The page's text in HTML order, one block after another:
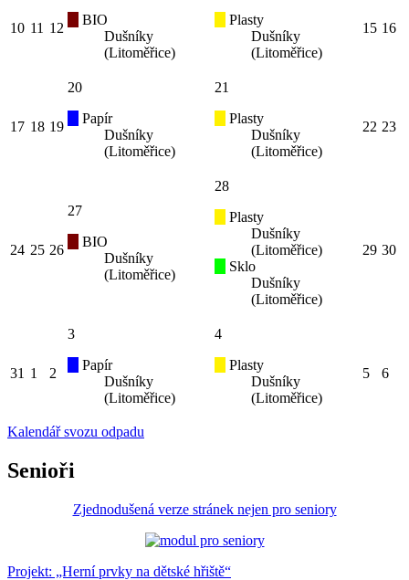
10 11 12
BIO
Dušníky
(Litoměřice)
Plasty
Dušníky
(Litoměřice)
15 16
17 18 19
20
Papír
Dušníky
(Litoměřice)
21
Plasty
Dušníky
(Litoměřice)
22 23
24 25 26
27
BIO
Dušníky
(Litoměřice)
28
Plasty
Dušníky
(Litoměřice)
Sklo
Dušníky
(Litoměřice)
29 30
31 1 2
3
Papír
Dušníky
(Litoměřice)
4
Plasty
Dušníky
(Litoměřice)
5 6
Kalendář svozu odpadu
Senioři
Zjednodušená verze stránek nejen pro seniory
Projekt: „Herní prvky na dětské hřiště“